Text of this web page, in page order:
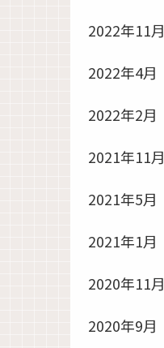
2022年11月
2022年4月
2022年2月
2021年11月
2021年5月
2021年1月
2020年11月
2020年9月